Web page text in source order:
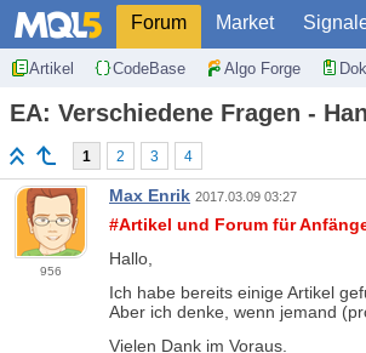
Forum Market
Artikel CodeBase Algo Forge
EA: Verschiedene Fragen -
1 2 3 4
956
Max Enrik 2017.03.09 03:27
#Artikel und Forum für
Hallo,
Ich habe bereits einige Artikel
Aber ich denke, wenn jemand
Vielen Dank im Voraus.